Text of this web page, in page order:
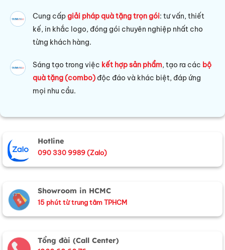
Cung cấpgiải pháp quà tặng trọn gói: tư vấn, thiết
kế, in khắc logo, đóng gói chuyên nghiệp nhất cho
từng khách hàng.
Sáng tạo trong việc kết hợp sản phẩm, tạo ra các bộ
quà tặng (combo) độc đáo và khác biệt, đáp ứng
mọi nhu cầu.
Hotline
090 330 9989 (Zalo)
Showroom in HCMC
15 phút từ trung tâm TPHCM
Tổng đài (Call Center)